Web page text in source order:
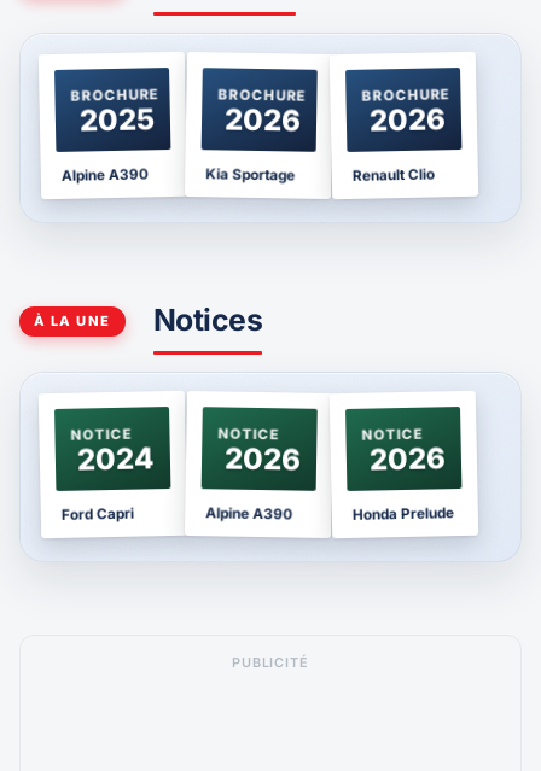
BROCHURE
2025
Alpine A390
BROCHURE
2026
Kia Sportage
BROCHURE
2026
Renault Clio
À LA UNE Notices
NOTICE
2024
Ford Capri
NOTICE
2026
Alpine A390
NOTICE
2026
Honda Prelude
PUBLICITÉ